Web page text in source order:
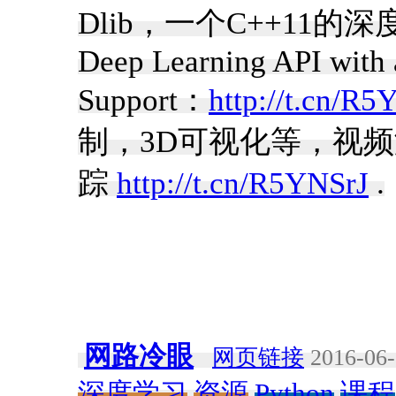
Dlib，一个C++11的深
Deep Learning API
Support： http://t.cn/
制，3D可视化等，视
踪 http://t.cn/R5YNSrJ .
网路冷眼 网页链接 2016-